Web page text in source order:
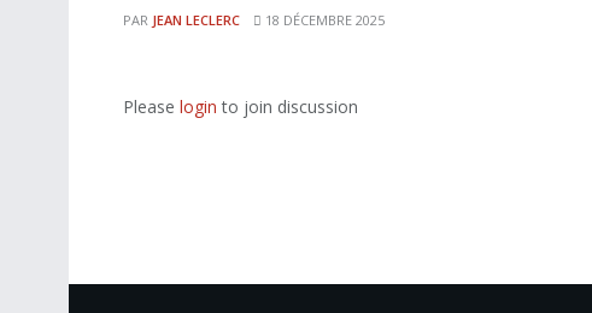
PAR JEAN LECLERC 18 DÉCEMBRE 2025
Please login to join discussion